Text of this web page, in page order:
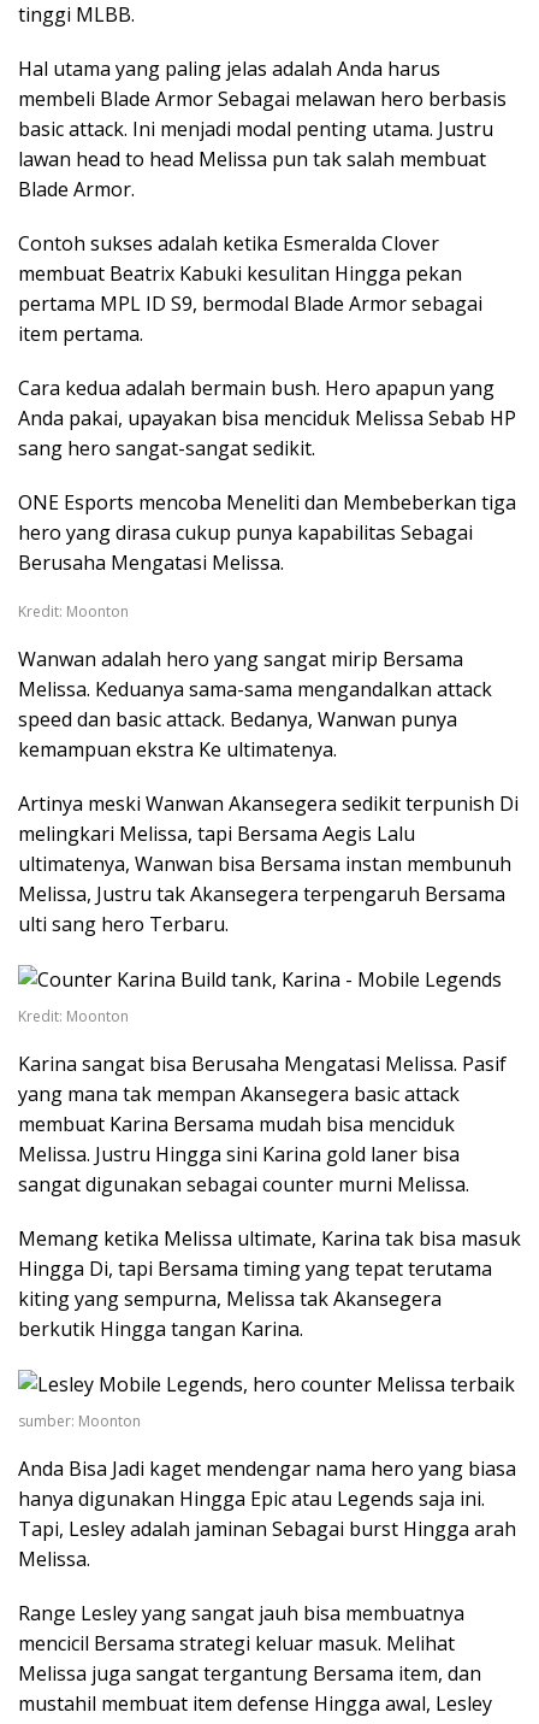
tinggi MLBB.
Hal utama yang paling jelas adalah Anda harus
membeli Blade Armor Sebagai melawan hero berbasis
basic attack. Ini menjadi modal penting utama. Justru
lawan head to head Melissa pun tak salah membuat
Blade Armor.
Contoh sukses adalah ketika Esmeralda Clover
membuat Beatrix Kabuki kesulitan Hingga pekan
pertama MPL ID S9, bermodal Blade Armor sebagai
item pertama.
Cara kedua adalah bermain bush. Hero apapun yang
Anda pakai, upayakan bisa menciduk Melissa Sebab HP
sang hero sangat-sangat sedikit.
ONE Esports mencoba Meneliti dan Membeberkan tiga
hero yang dirasa cukup punya kapabilitas Sebagai
Berusaha Mengatasi Melissa.
Kredit: Moonton
Wanwan adalah hero yang sangat mirip Bersama
Melissa. Keduanya sama-sama mengandalkan attack
speed dan basic attack. Bedanya, Wanwan punya
kemampuan ekstra Ke ultimatenya.
Artinya meski Wanwan Akansegera sedikit terpunish Di
melingkari Melissa, tapi Bersama Aegis Lalu
ultimatenya, Wanwan bisa Bersama instan membunuh
Melissa, Justru tak Akansegera terpengaruh Bersama
ulti sang hero Terbaru.
Kredit: Moonton
Karina sangat bisa Berusaha Mengatasi Melissa. Pasif
yang mana tak mempan Akansegera basic attack
membuat Karina Bersama mudah bisa menciduk
Melissa. Justru Hingga sini Karina gold laner bisa
sangat digunakan sebagai counter murni Melissa.
Memang ketika Melissa ultimate, Karina tak bisa masuk
Hingga Di, tapi Bersama timing yang tepat terutama
kiting yang sempurna, Melissa tak Akansegera
berkutik Hingga tangan Karina.
sumber: Moonton
Anda Bisa Jadi kaget mendengar nama hero yang biasa
hanya digunakan Hingga Epic atau Legends saja ini.
Tapi, Lesley adalah jaminan Sebagai burst Hingga arah
Melissa.
Range Lesley yang sangat jauh bisa membuatnya
mencicil Bersama strategi keluar masuk. Melihat
Melissa juga sangat tergantung Bersama item, dan
mustahil membuat item defense Hingga awal, Lesley